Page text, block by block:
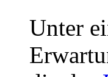
Unter